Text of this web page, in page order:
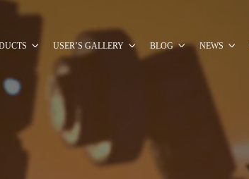
USER’S GALLERY BLOG NEWS